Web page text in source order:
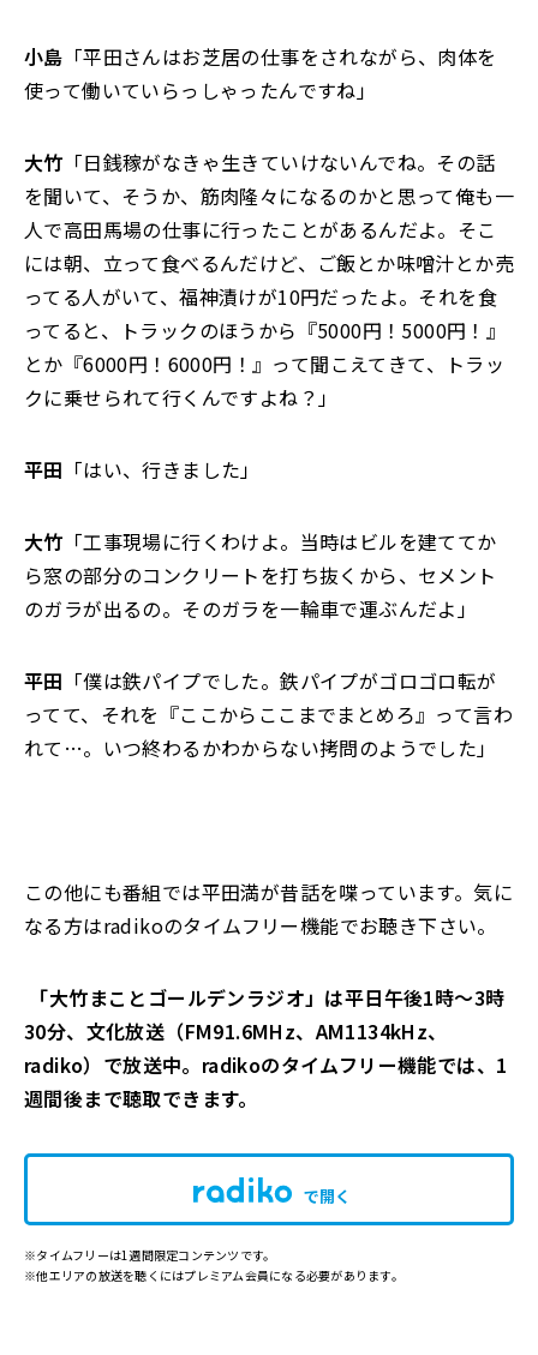
小島 「平田さんはお芝居の仕事をされながら、肉体を
使って働いていらっしゃったんですね」
大竹 「日銭稼がなきゃ生きていけないんでね。その話
を聞いて、そうか、筋肉隆々になるのかと思って俺も一
人で高田馬場の仕事に行ったことがあるんだよ。そこ
には朝、立って食べるんだけど、ご飯とか味噌汁とか売
ってる人がいて、福神漬けが10円だったよ。それを食
ってると、トラックのほうから『5000円！5000円！』
とか『6000円！6000円！』って聞こえてきて、トラッ
クに乗せられて行くんですよね？」
平田 「はい、行きました」
大竹 「工事現場に行くわけよ。当時はビルを建ててか
ら窓の部分のコンクリートを打ち抜くから、セメント
のガラが出るの。そのガラを一輪車で運ぶんだよ」
平田 「僕は鉄パイプでした。鉄パイプがゴロゴロ転が
ってて、それを『ここからここまでまとめろ』って言わ
れて…。いつ終わるかわからない拷問のようでした」
この他にも番組では平田満が昔話を喋っています。気に
なる方はradikoのタイムフリー機能でお聴き下さい。
「大竹まことゴールデンラジオ」は平日午後1時～3時
30分、文化放送（FM91.6MHz、AM1134kHz、
radiko）で放送中。radikoのタイムフリー機能では、1
週間後まで聴取できます。
で開く
※タイムフリーは1週間限定コンテンツです。
※他エリアの放送を聴くにはプレミアム会員になる必要があります。